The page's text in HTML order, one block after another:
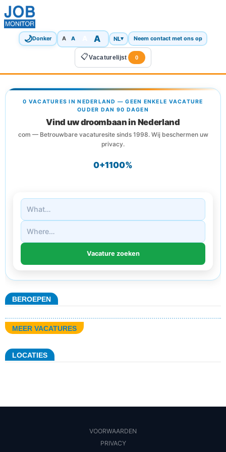
🌙Donker A A A NL▾ Neem contact met ons op
📋Vacaturelijst 0
0 VACATURES IN NEDERLAND — GEEN ENKELE VACATURE
OUDER DAN 90 DAGEN
Vind uw droombaan in Nederland
com — Betrouwbare vacaturesite sinds 1998. Wij beschermen uw
privacy.
0+1100%
BEROEPEN
MEER VACATURES
LOCATIES
VOORWAARDEN
PRIVACY